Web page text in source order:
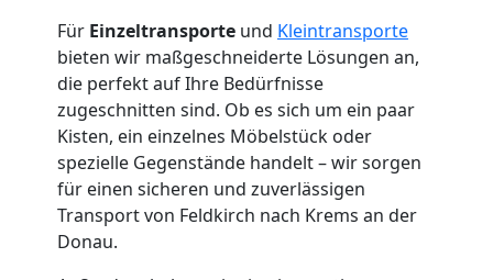
Für Einzeltransporte und Kleintransporte
bieten wir maßgeschneiderte Lösungen an,
die perfekt auf Ihre Bedürfnisse
zugeschnitten sind. Ob es sich um ein paar
Kisten, ein einzelnes Möbelstück oder
spezielle Gegenstände handelt – wir sorgen
für einen sicheren und zuverlässigen
Transport von Feldkirch nach Krems an der
Donau.